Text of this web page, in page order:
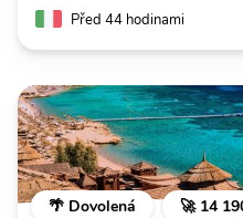
Před 44 hodinami
🌴 Dovolená 🚀 14